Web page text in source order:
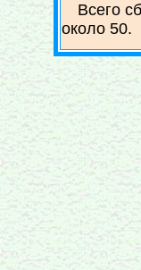
Всего
около 50.